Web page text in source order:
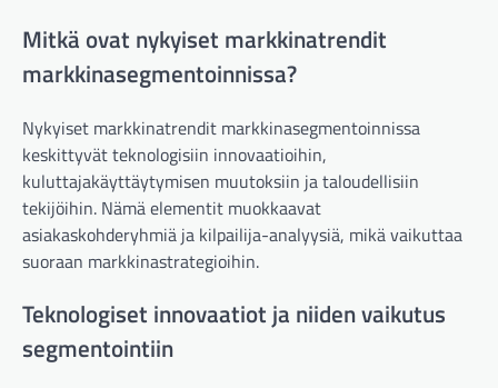
Mitkä ovat nykyiset markkinatrendit
markkinasegmentoinnissa?
Nykyiset markkinatrendit markkinasegmentoinnissa
keskittyvät teknologisiin innovaatioihin,
kuluttajakäyttäytymisen muutoksiin ja taloudellisiin
tekijöihin. Nämä elementit muokkaavat
asiakaskohderyhmiä ja kilpailija-analyysiä, mikä vaikuttaa
suoraan markkinastrategioihin.
Teknologiset innovaatiot ja niiden vaikutus
segmentointiin